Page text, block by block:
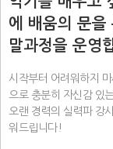
에 배움의 문을
말과정을 운영
시작부터 어려워하지
으로 충분히 자신감 있
오랜 경력의 실력파 강
워드립니다!